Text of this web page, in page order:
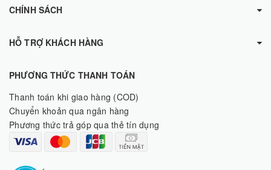
CHÍNH SÁCH
HỖ TRỢ KHÁCH HÀNG
PHƯƠNG THỨC THANH TOÁN
Thanh toán khi giao hàng (COD)
Chuyển khoản qua ngân hàng
Phương thức trả góp qua thẻ tín dụng